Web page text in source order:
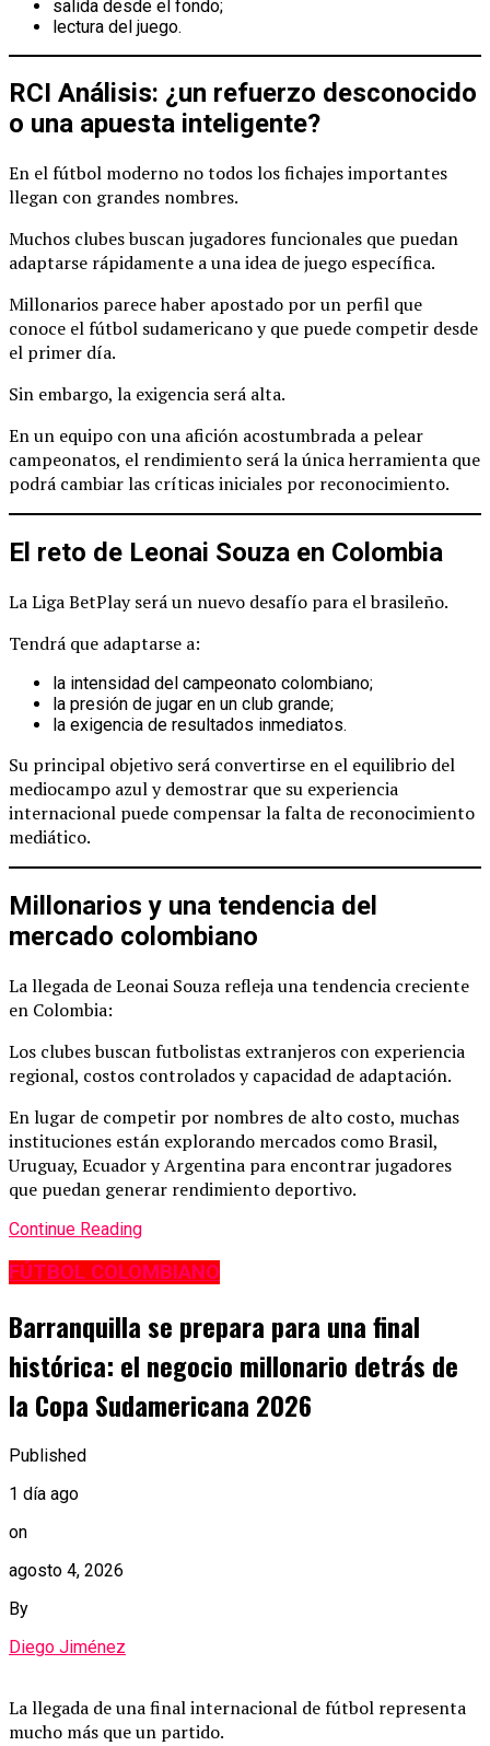
salida desde el fondo;
lectura del juego.
RCI Análisis: ¿un refuerzo desconocido
o una apuesta inteligente?
En el fútbol moderno no todos los fichajes importantes
llegan con grandes nombres.
Muchos clubes buscan jugadores funcionales que puedan
adaptarse rápidamente a una idea de juego específica.
Millonarios parece haber apostado por un perfil que
conoce el fútbol sudamericano y que puede competir desde
el primer día.
Sin embargo, la exigencia será alta.
En un equipo con una afición acostumbrada a pelear
campeonatos, el rendimiento será la única herramienta que
podrá cambiar las críticas iniciales por reconocimiento.
El reto de Leonai Souza en Colombia
La Liga BetPlay será un nuevo desafío para el brasileño.
Tendrá que adaptarse a:
la intensidad del campeonato colombiano;
la presión de jugar en un club grande;
la exigencia de resultados inmediatos.
Su principal objetivo será convertirse en el equilibrio del
mediocampo azul y demostrar que su experiencia
internacional puede compensar la falta de reconocimiento
mediático.
Millonarios y una tendencia del
mercado colombiano
La llegada de Leonai Souza refleja una tendencia creciente
en Colombia:
Los clubes buscan futbolistas extranjeros con experiencia
regional, costos controlados y capacidad de adaptación.
En lugar de competir por nombres de alto costo, muchas
instituciones están explorando mercados como Brasil,
Uruguay, Ecuador y Argentina para encontrar jugadores
que puedan generar rendimiento deportivo.
Continue Reading
FÚTBOL COLOMBIANO
Barranquilla se prepara para una final
histórica: el negocio millonario detrás de
la Copa Sudamericana 2026
Published
1 día ago
on
agosto 4, 2026
By
Diego Jiménez
La llegada de una final internacional de fútbol representa
mucho más que un partido.